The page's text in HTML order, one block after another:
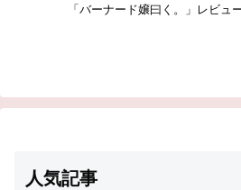
「バーナード嬢曰く。」レビュ
人気記事